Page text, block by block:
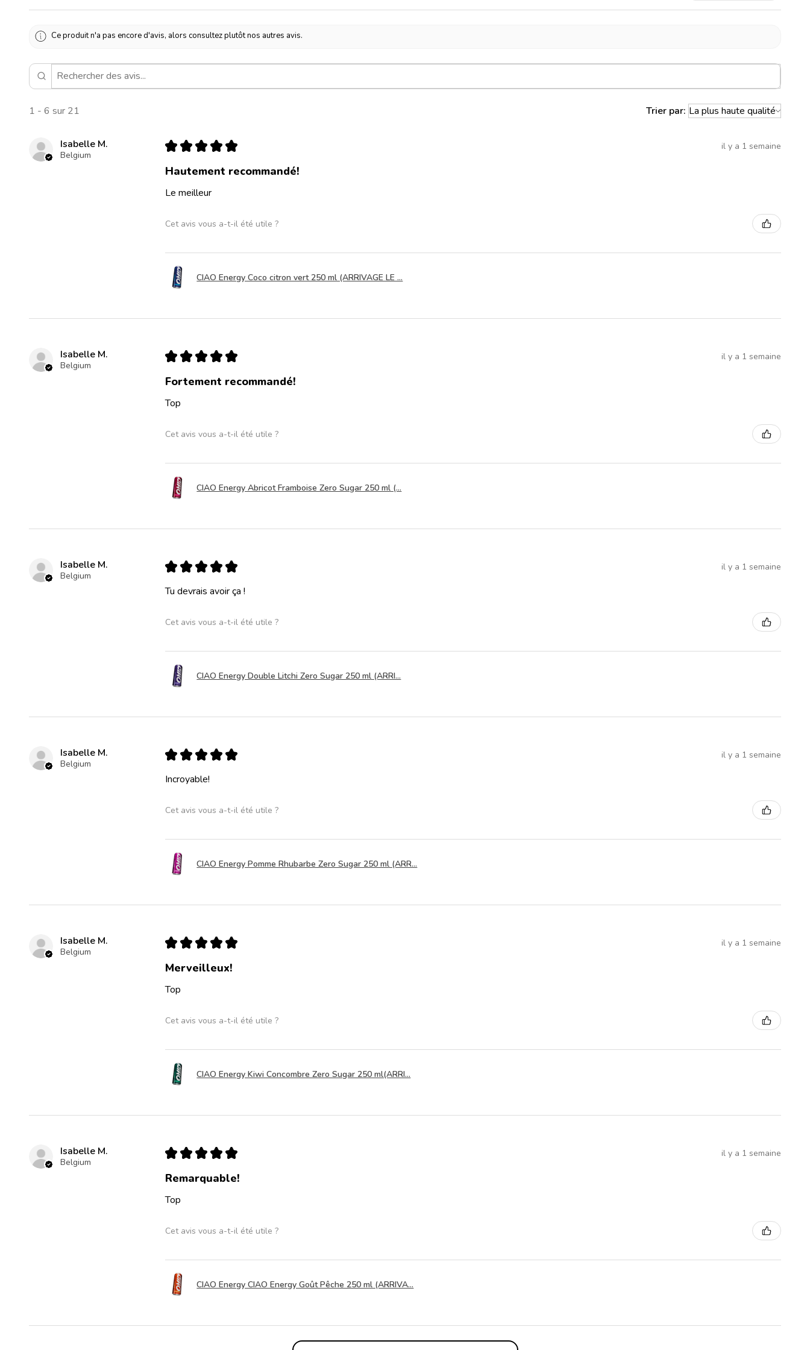
Ce produit n'a pas encore d'avis, alors consultez plutôt nos autres avis.
1 - 6 sur 21 Trier par:
Isabelle M.
Belgium
★ ★ ★ ★ ★ il y a 1 semaine
Hautement recommandé!
Le meilleur
Cet avis vous a-t-il été utile ?
CIAO Energy Coco citron vert 250 ml (ARRIVAGE LE ...
Isabelle M.
Belgium
★ ★ ★ ★ ★ il y a 1 semaine
Fortement recommandé!
Top
Cet avis vous a-t-il été utile ?
CIAO Energy Abricot Framboise Zero Sugar 250 ml (...
Isabelle M.
Belgium
★ ★ ★ ★ ★ il y a 1 semaine
Tu devrais avoir ça !
Cet avis vous a-t-il été utile ?
CIAO Energy Double Litchi Zero Sugar 250 ml (ARRI...
Isabelle M.
Belgium
★ ★ ★ ★ ★ il y a 1 semaine
Incroyable!
Cet avis vous a-t-il été utile ?
CIAO Energy Pomme Rhubarbe Zero Sugar 250 ml (ARR...
Isabelle M.
Belgium
★ ★ ★ ★ ★ il y a 1 semaine
Merveilleux!
Top
Cet avis vous a-t-il été utile ?
CIAO Energy Kiwi Concombre Zero Sugar 250 ml(ARRI...
Isabelle M.
Belgium
★ ★ ★ ★ ★ il y a 1 semaine
Remarquable!
Top
Cet avis vous a-t-il été utile ?
CIAO Energy CIAO Energy Goût Pêche 250 ml (ARRIVA...